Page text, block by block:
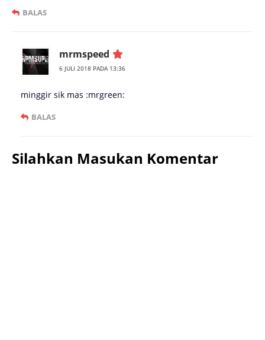
BALAS
mrmspeed
6 JULI 2018 PADA 13:36
minggir sik mas :mrgreen:
BALAS
Silahkan Masukan Komentar